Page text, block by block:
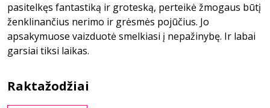
pasitelkęs fantastiką ir groteską, perteikė žmogaus būtį
ženklinančius nerimo ir grėsmės pojūčius. Jo
apsakymuose vaizduotė smelkiasi į nepažinybę. Ir labai
garsiai tiksi laikas.
Raktažodžiai